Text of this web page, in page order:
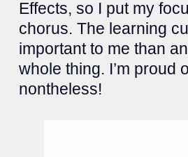
Effects, so I put my
chorus. The learning
important to me than
whole thing. I’m proud
nontheless!